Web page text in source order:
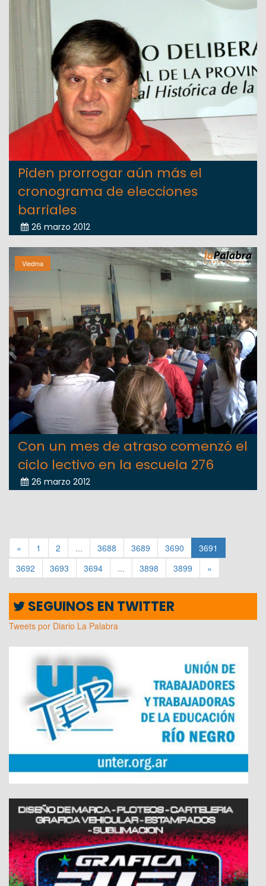
Piden prorrogar aún más el
cronograma de elecciones
barriales
26 marzo 2012
Viedma
Con un mes de atraso comenzó el
ciclo lectivo en la escuela 276
26 marzo 2012
« 1 2 ... 3688 3689 3690
3691
3692
3693 3694 ... 3898 3899 »
SEGUINOS EN TWITTER
Tweets por Diario La Palabra